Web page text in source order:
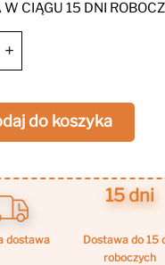
doskonale pasując
CIĄGU 15 DNI
+
do koszyka
dostawa
15 dni
dostawa do 15 dni
roboczych